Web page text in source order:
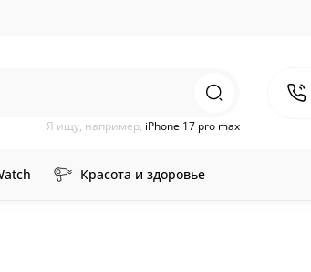
Я ищу, например, iPhone 17 pro max
Красота и здоровье